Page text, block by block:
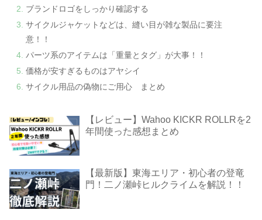
ブランドロゴをしっかり確認する
サイクルジャケットなどは、縫い目が雑な製品に要注
意！！
パーツ系のアイテムは「重量とタグ」が大事！！
価格が安すぎるものはアヤシイ
サイクル用品の偽物にご用心 まとめ
【レビュー】Wahoo KICKR ROLLRを2
年間使った感想まとめ
【最新版】東海エリア・初心者の登竜
門！二ノ瀬峠ヒルクライムを解説！！